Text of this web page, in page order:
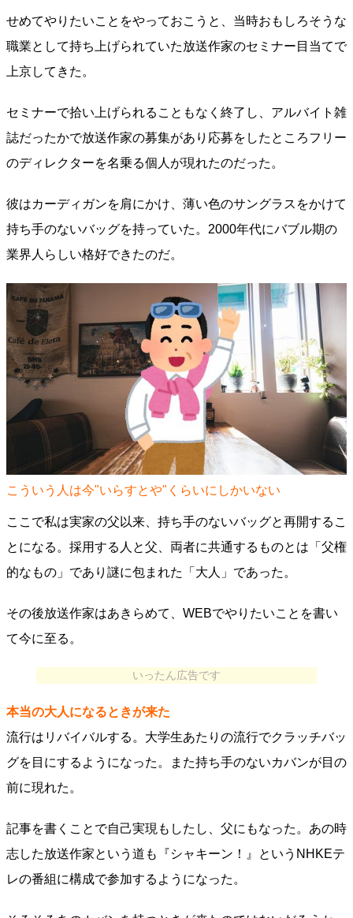
せめてやりたいことをやっておこうと、当時おもしろそうな
職業として持ち上げられていた放送作家のセミナー目当てで
上京してきた。
セミナーで拾い上げられることもなく終了し、アルバイト雑
誌だったかで放送作家の募集があり応募をしたところフリー
のディレクターを名乗る個人が現れたのだった。
彼はカーディガンを肩にかけ、薄い色のサングラスをかけて
持ち手のないバッグを持っていた。2000年代にバブル期の
業界人らしい格好できたのだ。
こういう人は今"いらすとや"くらいにしかいない
ここで私は実家の父以来、持ち手のないバッグと再開するこ
とになる。採用する人と父、両者に共通するものとは「父権
的なもの」であり謎に包まれた「大人」であった。
その後放送作家はあきらめて、WEBでやりたいことを書い
て今に至る。
いったん広告です
本当の大人になるときが来た
流行はリバイバルする。大学生あたりの流行でクラッチバッ
グを目にするようになった。また持ち手のないカバンが目の
前に現れた。
記事を書くことで自己実現もしたし、父にもなった。あの時
志した放送作家という道も『シャキーン！』というNHKEテ
レの番組に構成で参加するようになった。